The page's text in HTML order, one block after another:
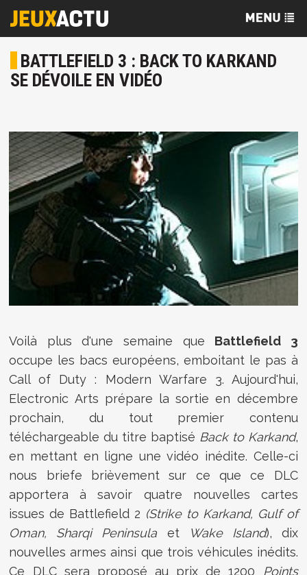
BATTLEFIELD 3 : BACK TO KARKAND
SE DÉVOILE EN VIDÉO
Voilà plus d'une semaine que Battlefield 3
occupe les bacs européens, emboitant le pas à
Call of Duty : Modern Warfare 3. Aujourd'hui,
Electronic Arts prépare la sortie en décembre
prochain, du tout premier contenu
téléchargeable du titre baptisé Back to Karkand,
en mettant en ligne une vidéo inédite. Celle-ci
nous briefe brièvement sur ce que ce DLC
apportera à savoir quatre nouvelles cartes
issues de Battlefield 2 (Strike to Karkand, Gulf of
Oman, Sharqi Peninsula et Wake Island), dix
nouvelles armes ainsi que trois véhicules inédits.
Ce DLC sera proposé au prix de 1200
Points